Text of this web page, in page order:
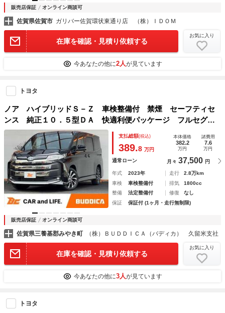
販売店保証 オンライン商談可
佐賀県佐賀市 ガリバー佐賀環状東通り店 （株）ＩＤＯＭ
在庫を確認・見積り依頼する
お気に入り
今あなたの他に2人が見ています
トヨタ
ノア ハイブリッドＳ－Ｚ 車検整備付 禁煙 セーフティセ
ンス 純正１０．５型ＤＡ 快適利便パッケージ フルセグ
レーダークルーズ パワーリアゲート Ｂｌｕｅｔｏｏｔｈ
Ｂカメラ ＬＤＡ ＥＴＣ コーナーセンサー ＬＥＤヘッド
支払総額(税込)
389.8 万円
本体価格
382.2
万円
諸費用
7.6
万円
通常ローン 月々 37,500 円
年式 2023年 走行
2.8万km
車検
車検整備付 排気
1800cc
整備
法定整備付 修復
なし
保証
保証付 (1ヶ月・走行無制限)
販売店保証 オンライン商談可
佐賀県三養基郡みやき町 （株）ＢＵＤＤＩＣＡ（バディカ） 久留米支社
在庫を確認・見積り依頼する
お気に入り
今あなたの他に3人が見ています
トヨタ